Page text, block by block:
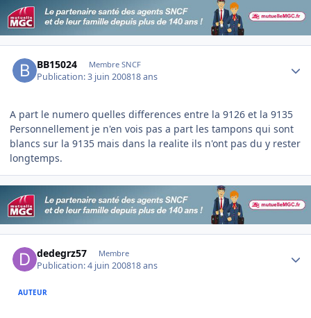
BB15024 Membre SNCF
Publication:3 juin 200818 ans
A part le numero quelles differences entre la 9126 et la 9135
Personnellement je n'en vois pas a part les tampons qui sont
blancs sur la 9135 mais dans la realite ils n'ont pas du y rester
longtemps.
dedegrz57 Membre
Publication:4 juin 200818 ans
AUTEUR